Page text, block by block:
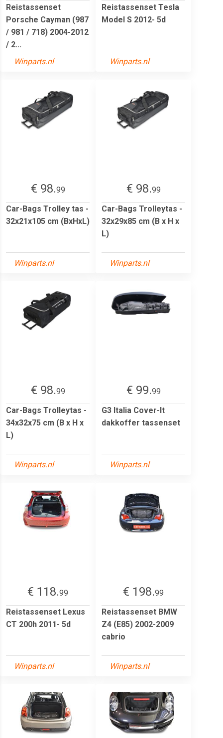
Reistassenset
Porsche Cayman (987
/ 981 / 718) 2004-2012
/ 2...
Winparts.nl
Reistassenset Tesla
Model S 2012- 5d
Winparts.nl
€ 98.99
Car-Bags Trolley tas -
32x21x105 cm (BxHxL)
Winparts.nl
€ 98.99
Car-Bags Trolleytas -
32x29x85 cm (B x H x
L)
Winparts.nl
€ 98.99
Car-Bags Trolleytas -
34x32x75 cm (B x H x
L)
Winparts.nl
€ 99.99
G3 Italia Cover-It
dakkoffer tassenset
Winparts.nl
€ 118.99
Reistassenset Lexus
CT 200h 2011- 5d
Winparts.nl
€ 198.99
Reistassenset BMW
Z4 (E85) 2002-2009
cabrio
Winparts.nl